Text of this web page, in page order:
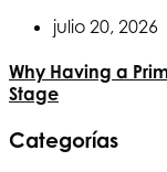
julio 20, 2026
Why Having a
Stage
Categorías